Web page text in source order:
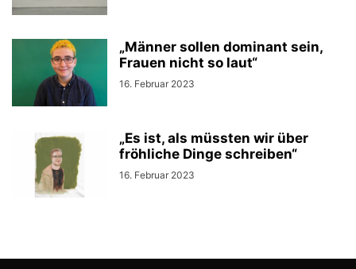
„Männer sollen dominant sein,
Frauen nicht so laut“
16. Februar 2023
„Es ist, als müssten wir über
fröhliche Dinge schreiben“
16. Februar 2023